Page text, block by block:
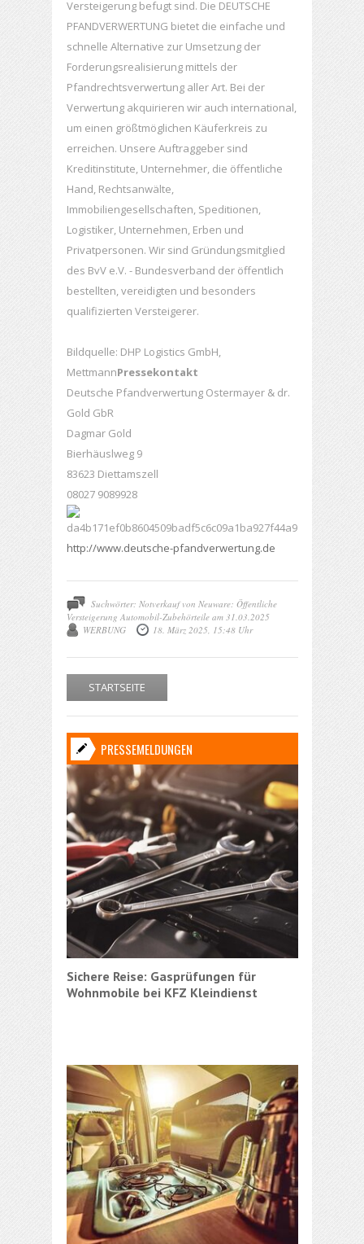
Versteigerung befugt sind. Die DEUTSCHE
PFANDVERWERTUNG bietet die einfache und
schnelle Alternative zur Umsetzung der
Forderungsrealisierung mittels der
Pfandrechtsverwertung aller Art. Bei der
Verwertung akquirieren wir auch international,
um einen größtmöglichen Käuferkreis zu
erreichen. Unsere Auftraggeber sind
Kreditinstitute, Unternehmer, die öffentliche
Hand, Rechtsanwälte,
Immobiliengesellschaften, Speditionen,
Logistiker, Unternehmen, Erben und
Privatpersonen. Wir sind Gründungsmitglied
des BvV e.V. - Bundesverband der öffentlich
bestellten, vereidigten und besonders
qualifizierten Versteigerer.
Bildquelle: DHP Logistics GmbH,
MettmannPressekontakt
Deutsche Pfandverwertung Ostermayer & dr.
Gold GbR
Dagmar Gold
Bierhäuslweg 9
83623 Diettamszell
08027 9089928
http://www.deutsche-pfandverwertung.de
Suchwörter: Notverkauf von Neuware: Öffentliche
Versteigerung Automobil-Zubehörteile am 31.03.2025
WERBUNG
18. März 2025, 15:48 Uhr
STARTSEITE
PRESSEMELDUNGEN
Sichere Reise: Gasprüfungen für
Wohnmobile bei KFZ Kleindienst